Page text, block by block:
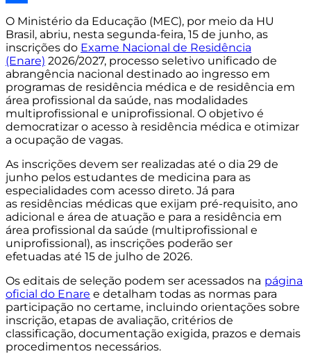
Share
O Ministério da Educação (MEC), por meio da HU
Brasil, abriu, nesta segunda-feira, 15 de junho, as
inscrições do Exame Nacional de Residência
(Enare) 2026/2027, processo seletivo unificado de
abrangência nacional destinado ao ingresso em
programas de residência médica e de residência em
área profissional da saúde, nas modalidades
multiprofissional e uniprofissional. O objetivo é
democratizar o acesso à residência médica e otimizar
a ocupação de vagas.
As inscrições devem ser realizadas até o dia 29 de
junho pelos estudantes de medicina para as
especialidades com acesso direto. Já para
as residências médicas que exijam pré-requisito, ano
adicional e área de atuação e para a residência em
área profissional da saúde (multiprofissional e
uniprofissional), as inscrições poderão ser
efetuadas até 15 de julho de 2026.
Os editais de seleção podem ser acessados na página
oficial do Enare e detalham todas as normas para
participação no certame, incluindo orientações sobre
inscrição, etapas de avaliação, critérios de
classificação, documentação exigida, prazos e demais
procedimentos necessários.